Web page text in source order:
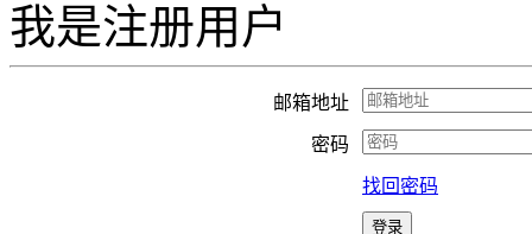
我是注册用户
邮箱地址
密码
找回密码